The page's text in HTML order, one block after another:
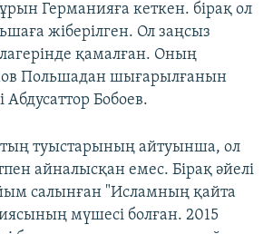
Германияға кеткен. бірақ ол
жіберілген. Ол заңсыз
қамалған. Оның
Польшадан шығарылғанын
Абдусаттор Бобоев.
туыстарының айтуынша, ол
айналысқан емес. Бірақ әйелі
салынған "Исламның қайта
мүшесі болған. 2015